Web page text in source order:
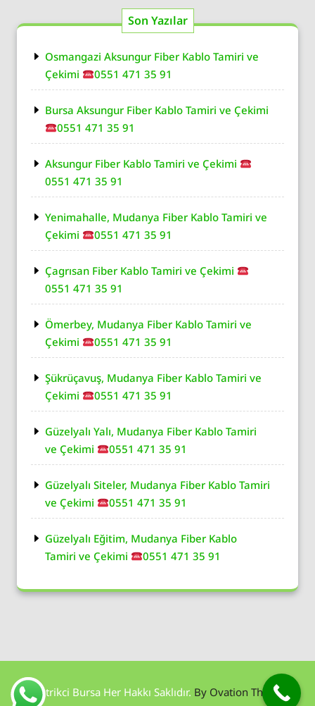
Son Yazılar
Osmangazi Aksungur Fiber Kablo Tamiri ve
Çekimi
0551 471 35 91
Bursa Aksungur Fiber Kablo Tamiri ve Çekimi
0551 471 35 91
Aksungur Fiber Kablo Tamiri ve Çekimi
0551 471 35 91
Yenimahalle, Mudanya Fiber Kablo Tamiri ve
Çekimi
0551 471 35 91
Çagrısan Fiber Kablo Tamiri ve Çekimi
0551 471 35 91
Ömerbey, Mudanya Fiber Kablo Tamiri ve
Çekimi
0551 471 35 91
Şükrüçavuş, Mudanya Fiber Kablo Tamiri ve
Çekimi
0551 471 35 91
Güzelyalı Yalı, Mudanya Fiber Kablo Tamiri
ve Çekimi
0551 471 35 91
Güzelyalı Siteler, Mudanya Fiber Kablo Tamiri
ve Çekimi
0551 471 35 91
Güzelyalı Eğitim, Mudanya Fiber Kablo
Tamiri ve Çekimi
0551 471 35 91
Elektrikci Bursa Her Hakkı Saklıdır. By Ovation Themes